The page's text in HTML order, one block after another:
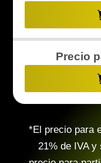
Precio
*El precio para
21% de IVA y